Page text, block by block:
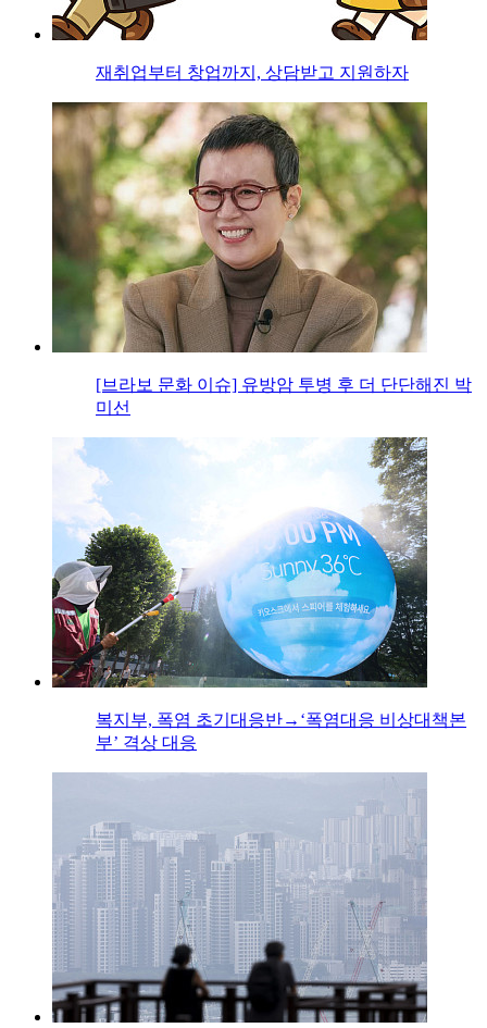
재취업부터 창업까지, 상담받고 지원하자
[브라보 문화 이슈] 유방암 투병 후 더 단단해진 박
미선
복지부, 폭염 초기대응반→‘폭염대응 비상대책본
부’ 격상 대응